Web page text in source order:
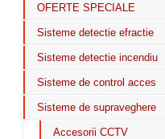
OFERTE SPECIALE
Sisteme detectie efractie
Sisteme detectie incendiu
Sisteme de control acces
Sisteme de supraveghere
Accesorii CCTV